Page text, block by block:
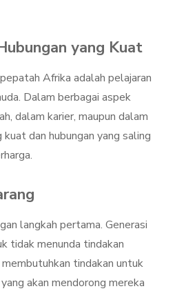
yang Kuat
Afrika adalah pelajaran
Dalam berbagai aspek
dalam karier, maupun dalam
dan hubungan yang saling
langkah pertama. Generasi
tidak menunda tindakan
tindakan untuk
akan mendorong mereka